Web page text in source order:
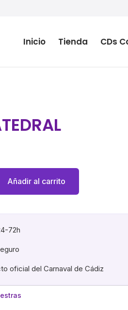
Inicio Tienda CDs
Añadir al carrito
72h
oficial del Carnaval de Cádiz